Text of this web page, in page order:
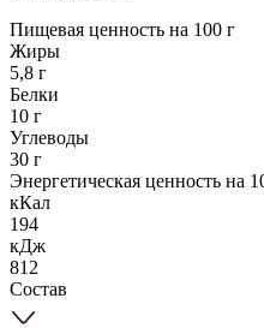
Пищевая ценность на 100 г
Жиры
5,8 г
Белки
10 г
Углеводы
30 г
Энергетическая ценность на
кКал
194
кДж
812
Состав